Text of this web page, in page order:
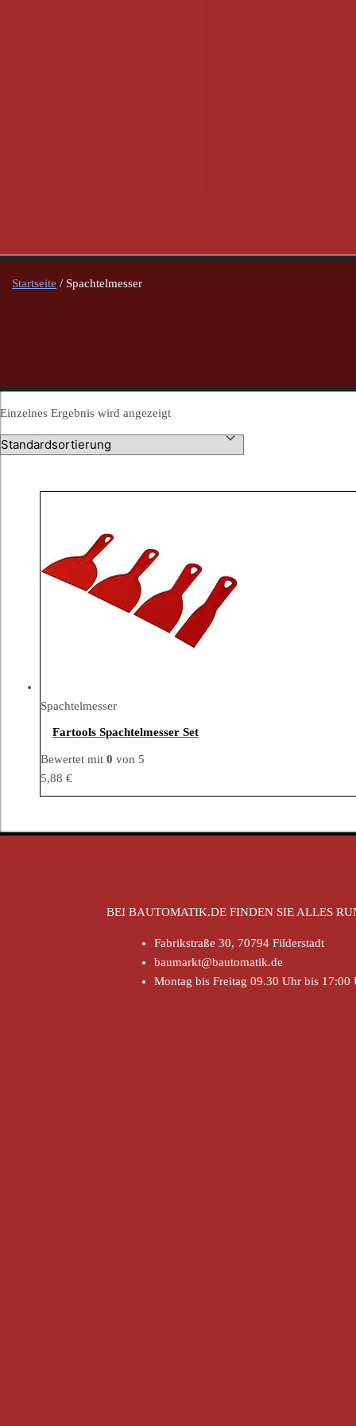
Startseite / Spachtelmesser
Einzelnes Ergebnis wird angezeigt
Spachtelmesser
Fartools Spachtelmesser Set
Bewertet mit 0 von 5
5,88 €
BEI BAUTOMATIK.DE FINDEN SIE ALLES
Fabrikstraße 30, 70794 Filderstadt
baumarkt@bautomatik.de
Montag bis Freitag 09.30 Uhr bis 17:00